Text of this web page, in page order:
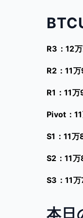
R3：12
R2：11
R1：11
Pivot：
S1：11
S2：11
S3：11
本日